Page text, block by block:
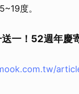
度。
一！52週年慶